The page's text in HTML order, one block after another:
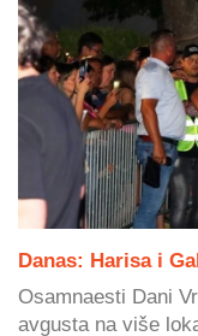
Danas: Harisa i
Osamnaesti Dani
avgusta na više